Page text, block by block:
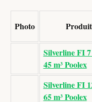
Photo Produit
Silverline FI
45 m³ Poolex
Silverline FI
65 m³ Poolex